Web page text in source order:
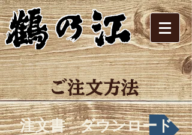
ご注文方法
注文書 ダウンロード